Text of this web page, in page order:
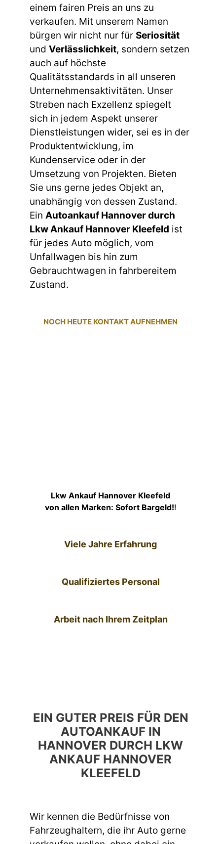
einem fairen Preis an uns zu
verkaufen. Mit unserem Namen
bürgen wir nicht nur für Seriosität
und Verlässlichkeit, sondern setzen
auch auf höchste
Qualitätsstandards in all unseren
Unternehmensaktivitäten. Unser
Streben nach Exzellenz spiegelt
sich in jedem Aspekt unserer
Dienstleistungen wider, sei es in der
Produktentwicklung, im
Kundenservice oder in der
Umsetzung von Projekten. Bieten
Sie uns gerne jedes Objekt an,
unabhängig von dessen Zustand.
Ein Autoankauf Hannover durch
Lkw Ankauf Hannover Kleefeld ist
für jedes Auto möglich, vom
Unfallwagen bis hin zum
Gebrauchtwagen in fahrbereitem
Zustand.
NOCH HEUTE KONTAKT AUFNEHMEN
Lkw Ankauf Hannover Kleefeld
von allen Marken: Sofort Bargeld!!
Viele Jahre Erfahrung
Qualifiziertes Personal
Arbeit nach Ihrem Zeitplan
EIN GUTER PREIS FÜR DEN
AUTOANKAUF IN
HANNOVER DURCH LKW
ANKAUF HANNOVER
KLEEFELD
Wir kennen die Bedürfnisse von
Fahrzeughaltern, die ihr Auto gerne